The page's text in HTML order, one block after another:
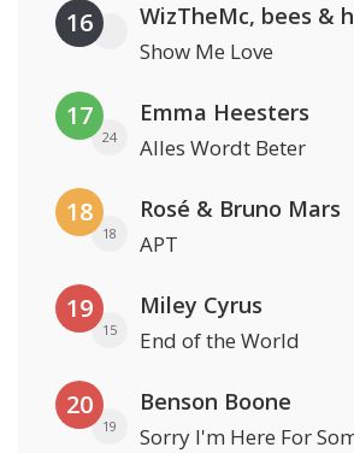
16 WizTheMc, bees &
Show Me Love
17
24
Emma Heesters
Alles Wordt Beter
18
18
Rosé & Bruno Mars
APT
19
15
Miley Cyrus
End of the World
20
19
Benson Boone
Sorry I'm Here For